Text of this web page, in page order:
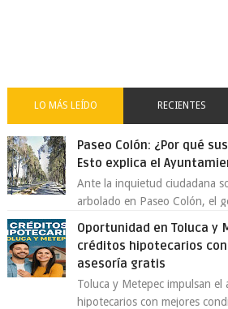
LO MÁS LEÍDO RECIENTES
Paseo Colón: ¿Por qué
Esto explica el
Ante la inquietud ciudadana
arbolado en Paseo Colón, el
Oportunidad en Toluca y
créditos hipotecarios
asesoría gratis
Toluca y Metepec impulsan el
hipotecarios con mejores